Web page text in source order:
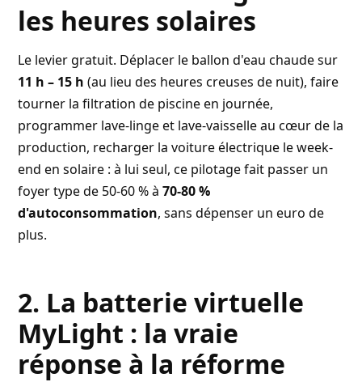
les heures solaires
Le levier gratuit. Déplacer le ballon d'eau chaude sur
11 h – 15 h (au lieu des heures creuses de nuit), faire
tourner la filtration de piscine en journée,
programmer lave-linge et lave-vaisselle au cœur de la
production, recharger la voiture électrique le week-
end en solaire : à lui seul, ce pilotage fait passer un
foyer type de 50-60 % à70-80 %
d'autoconsommation, sans dépenser un euro de
plus.
2. La batterie virtuelle
MyLight : la vraie
réponse à la réforme